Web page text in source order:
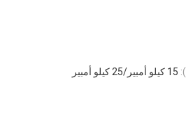
15 كيلو أمبير/25 كيلو أمبير